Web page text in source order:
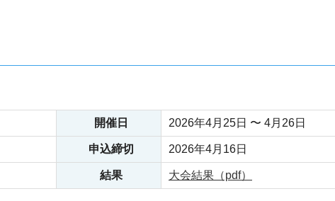
開催日 2026年4月25日 〜 4月26日
申込締切 2026年4月16日
結果 大会結果（pdf）